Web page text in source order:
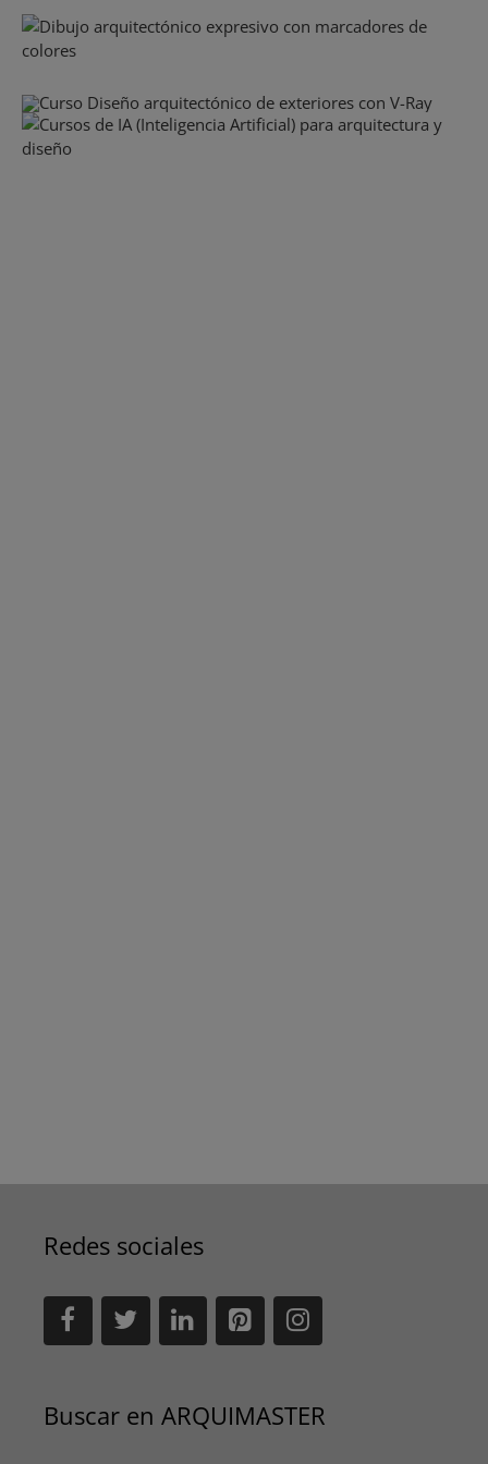
Redes sociales
Buscar en ARQUIMASTER